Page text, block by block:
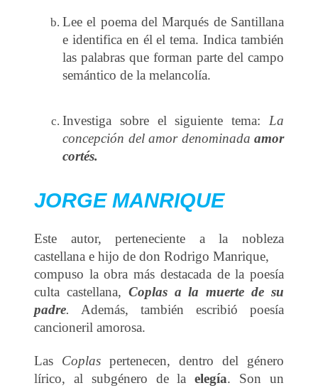
Lee el poema del Marqués de Santillana
e identifica en él el tema. Indica también
las palabras que forman parte del campo
semántico de la melancolía.
Investiga sobre el siguiente tema: La
concepción del amor denominada amor
cortés.
JORGE MANRIQUE
Este autor, perteneciente a la nobleza
castellana e hijo de don Rodrigo Manrique,
compuso la obra más destacada de la poesía
culta castellana, Coplas a la muerte de su
padre. Además, también escribió poesía
cancioneril amorosa.
Las Coplas pertenecen, dentro del género
lírico, al subgénero de laelegía. Son un